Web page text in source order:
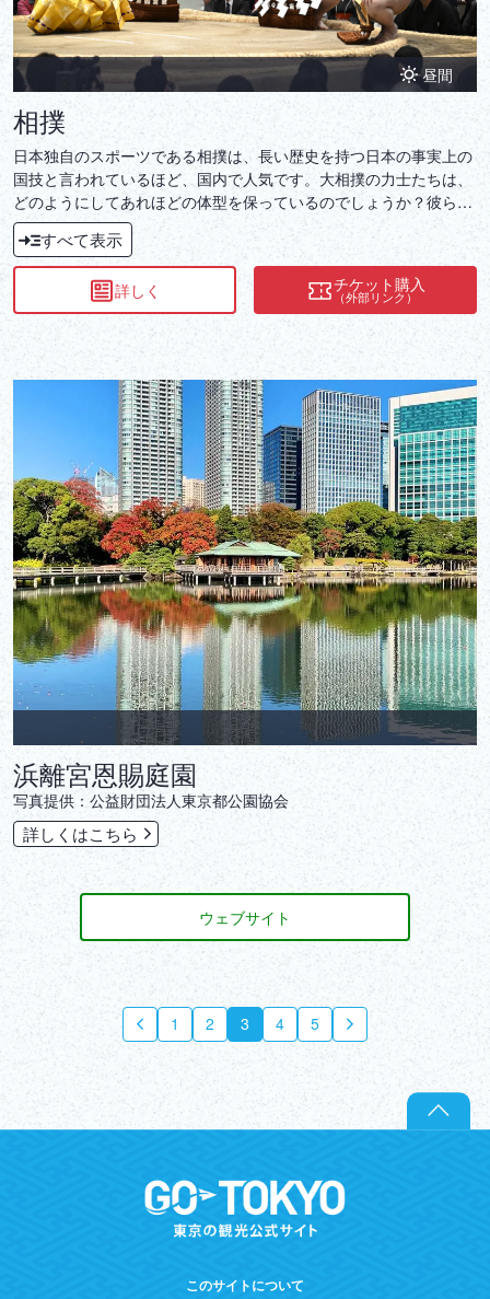
昼間
相撲
日本独自のスポーツである相撲は、長い歴史を持つ日本の事実上の
国技と言われているほど、国内で人気です。大相撲の力士たちは、
どのようにしてあれほどの体型を保っているのでしょうか？彼らは
「太っている」のでしょうか？それとも鍛え抜かれた体を持ってい
るのでしょうか？そして、なぜ取組の前に塩を撒くのか、チケット
の購入方法は？この記事では、日本旅行の計画に役立つ相撲観戦の
ポイントや、日本文化の象徴とも言える相撲の魅力についてご紹介
します。
すべて表示
詳しく チケット購入
（外部リンク）
浜離宮恩賜庭園
‎写真提供：公益財団法人東京都公園協会
詳しくはこちら
ウェブサイト
1 2 3 4 5
このサイトについて